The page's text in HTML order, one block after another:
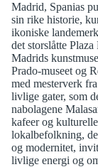
Madrid, Spanias
sin rike historie,
ikoniske
det storslåtte
Madrids
Prado-museet og
med mesterverk
livlige gater, som
nabolagene
kafeer og
lokalbefolkning,
og modernitet,
livlige energi og